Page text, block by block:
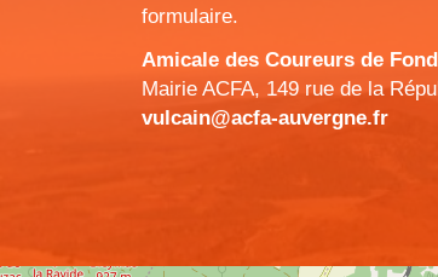
formulaire.
Amicale des Coureurs de
Mairie ACFA, 149 rue de la
vulcain@acfa-auvergne.fr